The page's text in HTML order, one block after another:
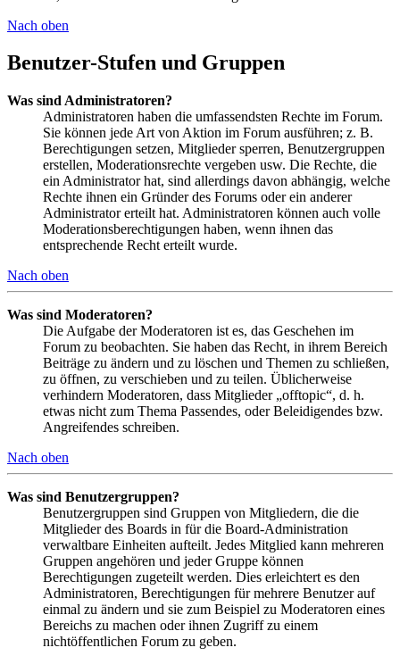
Nach oben
Benutzer-Stufen und Gruppen
Was sind Administratoren?
Administratoren haben die umfassendsten Rechte im Forum.
Sie können jede Art von Aktion im Forum ausführen; z. B.
Berechtigungen setzen, Mitglieder sperren, Benutzergruppen
erstellen, Moderationsrechte vergeben usw. Die Rechte, die
ein Administrator hat, sind allerdings davon abhängig, welche
Rechte ihnen ein Gründer des Forums oder ein anderer
Administrator erteilt hat. Administratoren können auch volle
Moderationsberechtigungen haben, wenn ihnen das
entsprechende Recht erteilt wurde.
Nach oben
Was sind Moderatoren?
Die Aufgabe der Moderatoren ist es, das Geschehen im
Forum zu beobachten. Sie haben das Recht, in ihrem Bereich
Beiträge zu ändern und zu löschen und Themen zu schließen,
zu öffnen, zu verschieben und zu teilen. Üblicherweise
verhindern Moderatoren, dass Mitglieder „offtopic“, d. h.
etwas nicht zum Thema Passendes, oder Beleidigendes bzw.
Angreifendes schreiben.
Nach oben
Was sind Benutzergruppen?
Benutzergruppen sind Gruppen von Mitgliedern, die die
Mitglieder des Boards in für die Board-Administration
verwaltbare Einheiten aufteilt. Jedes Mitglied kann mehreren
Gruppen angehören und jeder Gruppe können
Berechtigungen zugeteilt werden. Dies erleichtert es den
Administratoren, Berechtigungen für mehrere Benutzer auf
einmal zu ändern und sie zum Beispiel zu Moderatoren eines
Bereichs zu machen oder ihnen Zugriff zu einem
nichtöffentlichen Forum zu geben.